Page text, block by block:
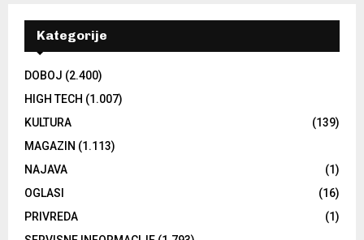
Kategorije
DOBOJ (2.400)
HIGH TECH (1.007)
KULTURA
(139)
MAGAZIN (1.113)
NAJAVA
(1)
OGLASI
(16)
PRIVREDA
(1)